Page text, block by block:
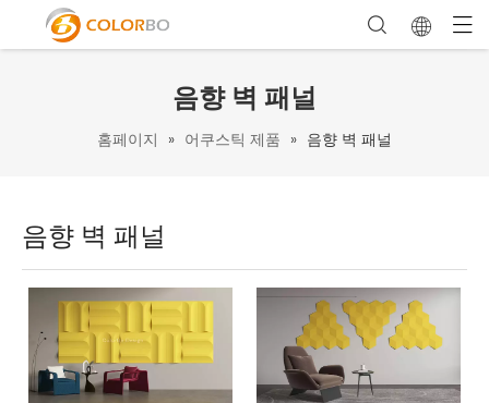
음향 벽 패널
홈페이지 » 어쿠스틱 제품 » 음향 벽 패널
음향 벽 패널